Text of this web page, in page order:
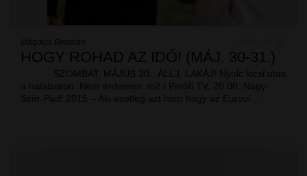
Mágikus Bertalan
HOGY ROHAD AZ IDŐ! (MÁJ. 30-31.)
SZOMBAT, MÁJUS 30.: ÁLLJ, LAKÁJ! Nyolc kicsi utas
a halálsoron. Nem érdemes: m2 / Petőfi TV, 20:00: Nagy-
Szín-Pad! 2015 – Aki esetleg azt hiszi hogy az Euroví…